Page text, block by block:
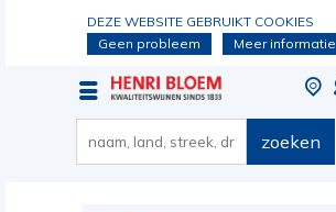
DEZE WEBSITE GEBRUIKT COOKIES
Geen probleem
Meer informatie
zoeken